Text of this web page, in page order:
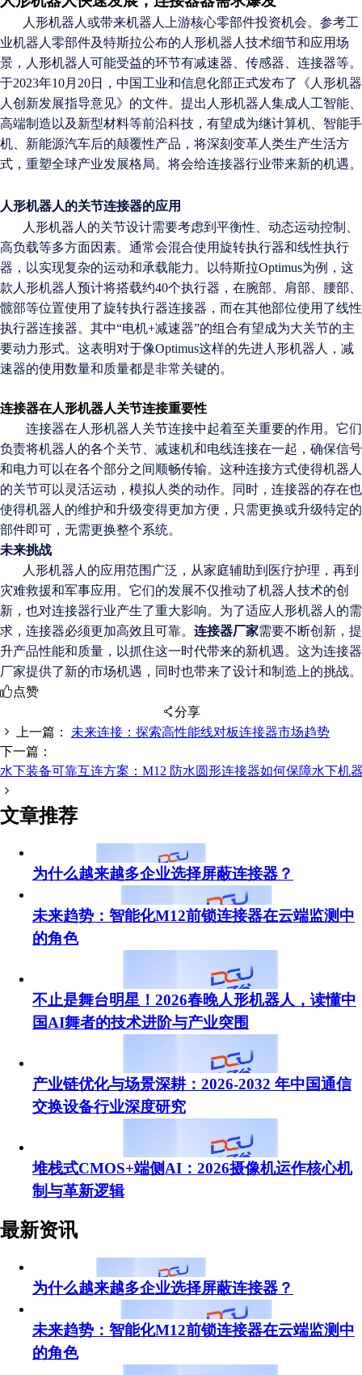
人形机器人或带来机器人上游核心零部件投资机会。参考工
业机器人零部件及特斯拉公布的人形机器人技术细节和应用场
景，人形机器人可能受益的环节有减速器、传感器
连接器等。
于2023年10月20日，中国工业和信息化部正式发布了《人形机器
人创新发展指导意见》的文件。提出 人形机器人 集成人工智能、
高端制造以及新型材料等前沿科技， 有望成为继计算机、智能手
机、新能源汽车后的颠覆性产品，将深刻变革人类生产生活方
式，重塑全球产业发展格局。 将会给连接器行业带来新的机遇。
人形机器人的关节连接器的应用
人形机器人的关节设计需要考虑到平衡性、动态运动控制、
高负载等多方面因素。通常会混合使用旋转执行器和线性执行
器，以实现复杂的运动和承载能力。
以特斯拉Optimus为例，这
款人形机器人预计将搭载约40个执行器， 在腕部、肩部、腰部、
髋部等位置使用了旋转执行器连接器 ，而在其他部位使用了线性
执行器连接器。 其中“电机+减速器”的组合有望成为大关节的主
要动力形式。这表明对于像Optimus这样的先进人形机器人，减
速器的使用数量和质量都是非常关键的。
连接器在人形机器人关节连接重要性
连接器在人形机器人关节连接中起着至关重要的作用。它们
负责将机器人的各个关节、减速机和电线连接在一起，确保信号
和电力可以在各个部分之间顺畅传输。这种连接方式使得机器人
的关节可以灵活运动，模拟人类的动作。同时，连接器的存在也
使得机器人的维护和升级变得更加方便，只需更换或升级特定的
部件即可，无需更换整个系统。
未来挑战
人形机器人的应用范围广泛，从家庭辅助到医疗护理，再到
灾难救援和军事应用。它们的发展不仅推动了机器人技术的创
新，也对连接器行业产生了重大影响。为了适应人形机器人的需
求， 连接器必须更加高效且可靠。 连接器厂家需要不断创新，提
升产品性能和质量，以抓住这一时代带来的新机遇。这为连接器
厂家提供了新的市场机遇，同时也带来了设计和制造上的挑战。
点赞
分享
上一篇： 未来连接：探索高性能线对板连接器市场趋势
下一篇：
水下装备可靠互连方案：M12 防水圆形连接器如何保障水下机
文章推荐
为什么越来越多企业选择屏蔽连接器？
未来趋势：智能化M12前锁连接器在云端监测中
的角色
不止是舞台明星！2026春晚人形机器人，读懂中
国AI舞者的技术进阶与产业突围
产业链优化与场景深耕：2026-2032 年中国通信
交换设备行业深度研究
堆栈式CMOS+端侧AI：2026摄像机运作核心机
制与革新逻辑
最新资讯
为什么越来越多企业选择屏蔽连接器？
未来趋势：智能化M12前锁连接器在云端监测中
的角色